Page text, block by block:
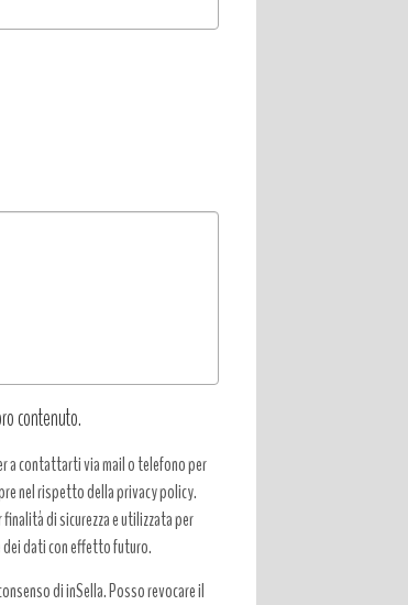
contenuto.
a contattarti via mail o telefono per
nel rispetto della privacy policy.
di sicurezza e utilizzata per
dei dati con effetto futuro.
di inSella. Posso revocare il